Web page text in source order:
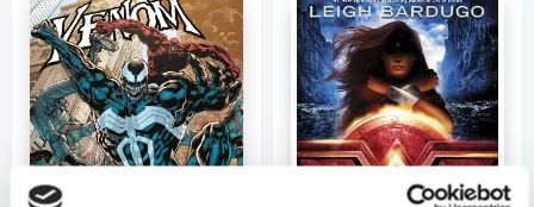
Correo electrónico